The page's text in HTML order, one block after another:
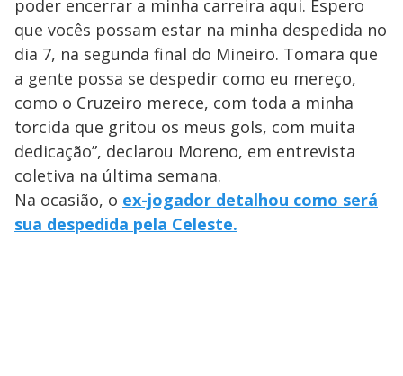
poder encerrar a minha carreira aqui. Espero
que vocês possam estar na minha despedida no
dia 7, na segunda final do Mineiro. Tomara que
a gente possa se despedir como eu mereço,
como o Cruzeiro merece, com toda a minha
torcida que gritou os meus gols, com muita
dedicação”, declarou Moreno, em entrevista
coletiva na última semana.
Na ocasião, o ex-jogador detalhou como será
sua despedida pela Celeste.